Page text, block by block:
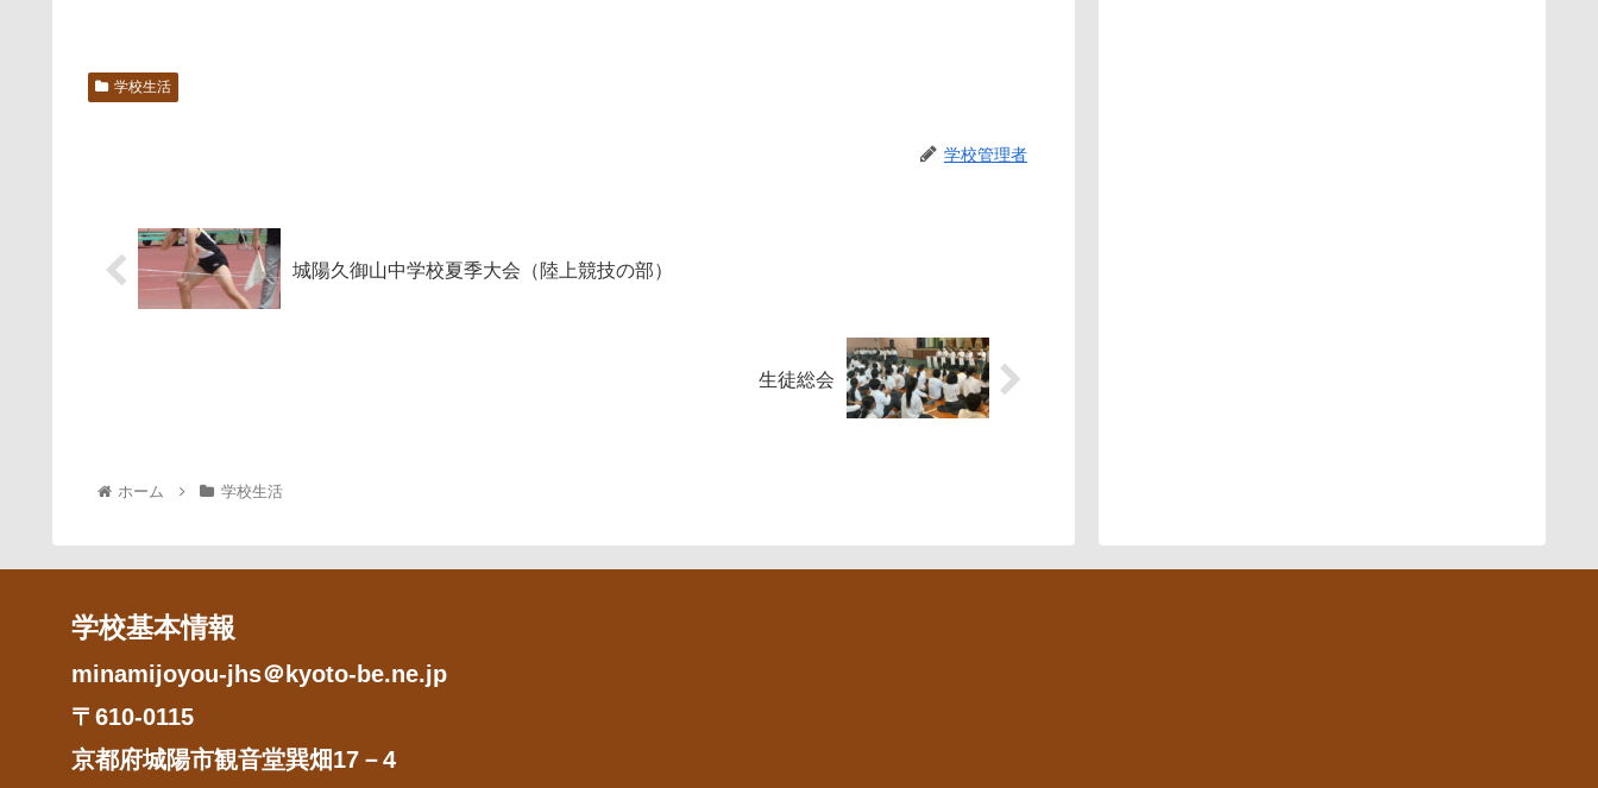
学校生活
学校管理者
城陽久御山中学校夏季大会（陸上競技の部）
生徒総会
ホーム 学校生活
学校基本情報
minamijoyou-jhs＠kyoto-be.ne.jp
〒610-0115
京都府城陽市観音堂巽畑17－4